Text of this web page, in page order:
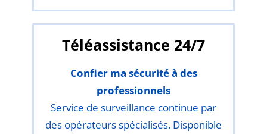
Téléassistance 24/7
Confier ma sécurité à des
professionnels
Service de surveillance continue par
des opérateurs spécialisés. Disponible